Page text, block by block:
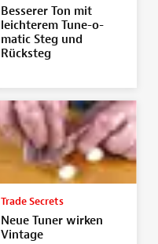
Besserer Ton mit
leichterem Tune-o-
matic Steg und
Rücksteg
Trade Secrets
Neue Tuner wirken
Vintage